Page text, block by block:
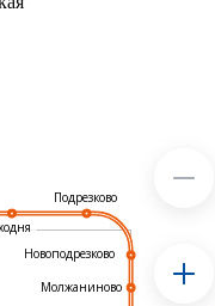
Подрезково
Новоподрезково
Молжаниново